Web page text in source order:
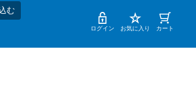
む
ログイン お気に入り カート